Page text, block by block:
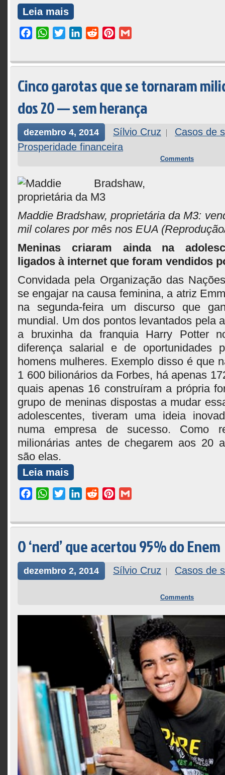
Leia mais
FacebookWhatsApp
TwitterLinkedInRedditPinterest
Cinco garotas que se tornaram
dos 20 — sem herança
dezembro 4, 2014 Sílvio Cruz
Casos de
Prosperidade financeira
Comments
Maddie Bradshaw, proprietária da M3:
mil colares por mês nos EUA
Meninas criaram ainda na
ligados à internet que foram vendidos
Convidada pela Organização das
se engajar na causa feminina, a atriz
na segunda-feira um discurso que
mundial. Um dos pontos levantados pela
a bruxinha da franquia Harry Potter
diferença salarial e de oportunidades
homens mulheres. Exemplo disso é que
1 600 bilionários da Forbes, há apenas
quais apenas 16 construíram a própria
grupo de meninas dispostas a mudar
adolescentes, tiveram uma ideia
numa empresa de sucesso. Como
milionárias antes de chegarem aos 20
são elas.
Leia mais
FacebookWhatsApp
TwitterLinkedInRedditPinterest
O ‘nerd’ que acertou 95% do Enem
dezembro 2, 2014 Sílvio Cruz Casos de
Comments